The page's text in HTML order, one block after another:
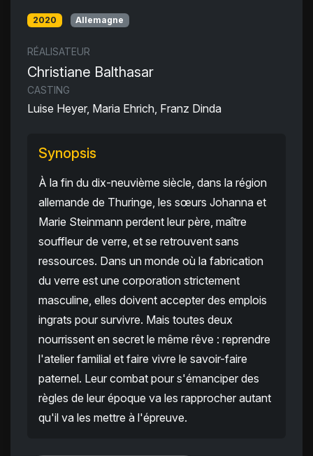
2020 Allemagne
RÉALISATEUR
Christiane Balthasar
CASTING
Luise Heyer, Maria Ehrich, Franz Dinda
Synopsis
À la fin du dix-neuvième siècle, dans la région
allemande de Thuringe, les sœurs Johanna et
Marie Steinmann perdent leur père, maître
souffleur de verre, et se retrouvent sans
ressources. Dans un monde où la fabrication
du verre est une corporation strictement
masculine, elles doivent accepter des emplois
ingrats pour survivre. Mais toutes deux
nourrissent en secret le même rêve : reprendre
l'atelier familial et faire vivre le savoir-faire
paternel. Leur combat pour s'émanciper des
règles de leur époque va les rapprocher autant
qu'il va les mettre à l'épreuve.